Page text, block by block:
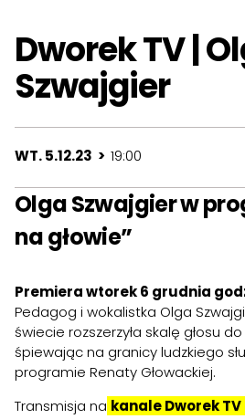
Dworek TV |
Szwajgier
WT. 5.12.23 > 19:00
Olga Szwajgier w
na głowie”
Premiera wtorek 6 grudnia
Pedagog i wokalistka Olga
świecie rozszerzyła skalę głosu
śpiewając na granicy ludzkiego
programie Renaty Głowackiej.
Transmisja na kanale Dworek